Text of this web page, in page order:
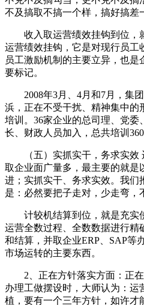
不及搞取不搞一个样，搞好搞差
收入取运营绩效挂钩到位，
运营绩效挂钩，它是对现行员工
员工激励机制的主要立异，也
要标记。
2008年3月、4月和7月，集团
浜，正在不受干扰、精神集中的
培训。36家企业的总司理、党委
长、财政人员加入，总共培训360
（五）实抓实干，务求实效
取企业面广量多，最主要的就是
进；实抓实干、务求实效。我们
是：必然要把子走对，少走弯，
计较机结算到位，就是充实
运营全数过程、全数数据进行精
和结算，并取企业ERP、SAP等
市场运转的主要东西。
2、正在方针落实方面：正在
办理工做摆设时，大师认为：运
植，要有一个三年方针，如许才